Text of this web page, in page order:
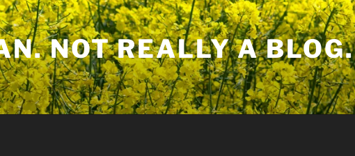
NOT REALLY A BLOG.